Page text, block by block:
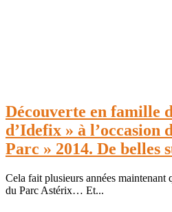
Découverte en famille
d’Idefix » à l’occasion
Parc » 2014. De belles
Cela fait plusieurs années maintenant
du Parc Astérix… Et...